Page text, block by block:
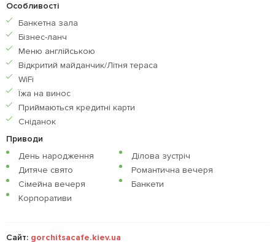
Особливості
Банкетна зала
Бiзнес-ланч
Меню англiйською
Відкритий майданчик/Літня тераса
WiFi
Їжа на винос
Приймаються кредитнi карти
Сніданок
Приводи
День народження
Ділова зустріч
Дитяче свято
Романтична вечеря
Сімейна вечеря
Банкети
Корпоративи
Сайт: gorchitsacafe.kiev.ua